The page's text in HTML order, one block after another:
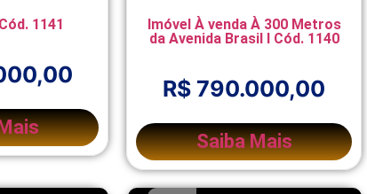
1141
Imóvel À venda À 300 Metros
da Avenida Brasil I Cód. 1140
R$ 790.000,00
Saiba Mais